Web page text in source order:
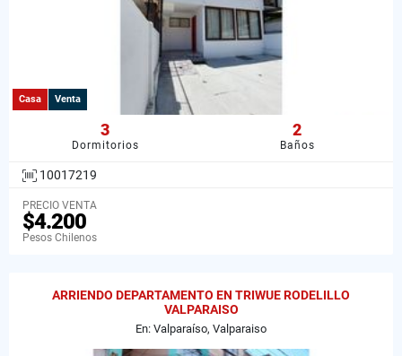
Casa Venta
3
Dormitorios
2
Baños
10017219
PRECIO VENTA
$4.200
Pesos Chilenos
ARRIENDO DEPARTAMENTO EN TRIWUE RODELILLO
VALPARAISO
En: Valparaíso, Valparaiso